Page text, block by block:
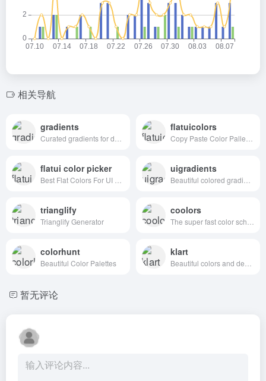
相关导航
gradients flatuicolors
flatui color picker uigradients
trianglify
Trianglify Generator
coolors
colorhunt
Beautiful Color Palettes
klart
暂无评论